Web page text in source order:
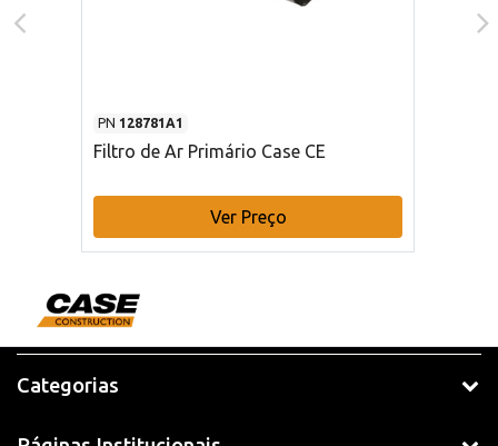
PN 128781A1
Filtro de Ar Primário Case CE
Ver Preço
Categorias